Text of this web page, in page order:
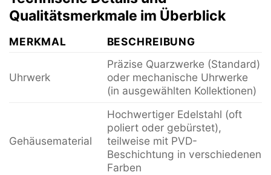
Qualitätsmerkmale im Überblick
MERKMAL BESCHREIBUNG
Uhrwerk
Präzise Quarzwerke (Standard)
oder mechanische Uhrwerke
(in ausgewählten Kollektionen)
Gehäusematerial
Hochwertiger Edelstahl (oft
poliert oder gebürstet),
teilweise mit PVD-
Beschichtung in verschiedenen
Farben